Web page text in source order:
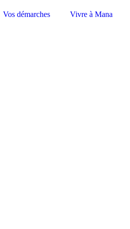
Vos démarches Vivre à Mana